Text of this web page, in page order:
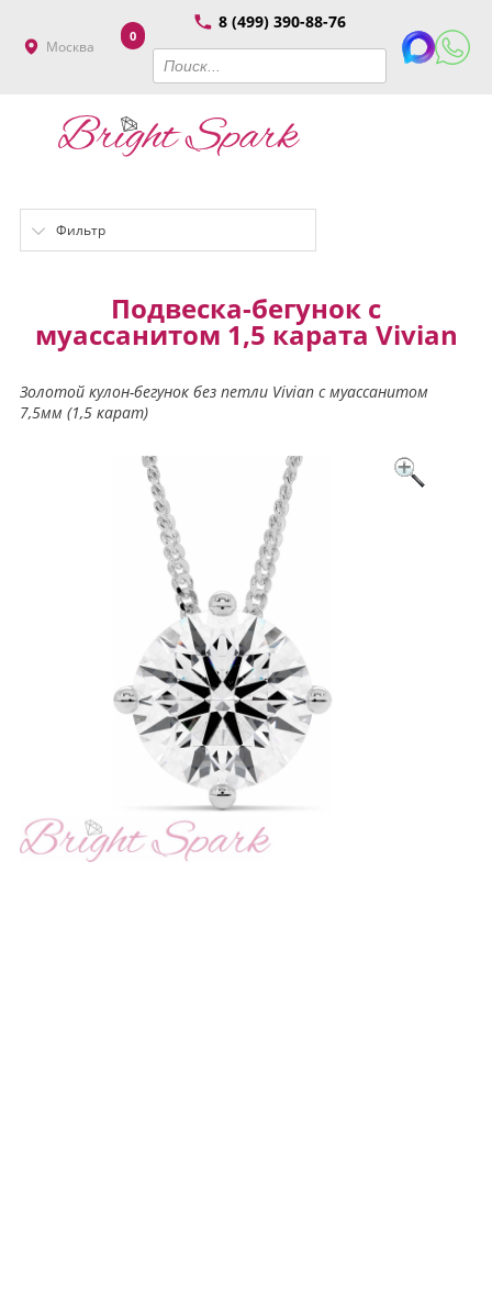
Москва
8 (499) 390-88-76
0
Фильтр
Подвеска-бегунок c
муассанитом 1,5 карата Vivian
Золотой кулон-бегунок без петли Vivian с муассанитом
7,5мм (1,5 карат)